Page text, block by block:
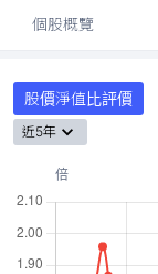
個股概覽
股價淨值比評價
近5年